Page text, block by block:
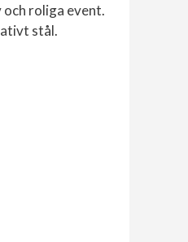
roliga event.
stål.